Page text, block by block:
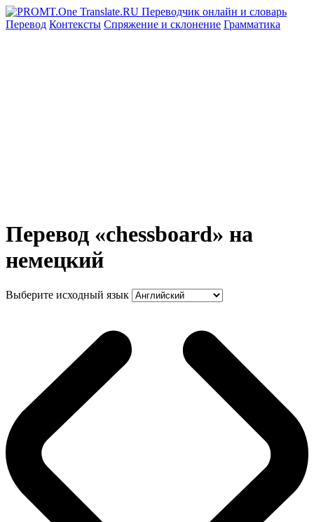
Перевод Контексты Спряжение и склонение Грамматика
Перевод «chessboard» на
немецкий
Выберите исходный язык